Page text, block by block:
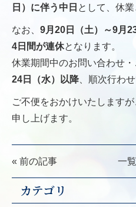
日）に伴う中日 として、休
なお、 9月20日（土）～9月
4日間が連休となります。
休業期間中のお問い合わせ・
24日（水）以降 、順次行わ
ご不便をおかけいたします
申し上げます。
« 前の記事 一
カテゴリ